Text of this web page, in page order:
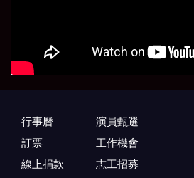
行事曆
訂票
線上捐款
演員甄選
工作機會
志工招募